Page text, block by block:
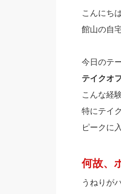
こんにち
館山の自
今日のテ
テイクオ
こんな経
特にテイ
ピークに
何故、
うねりが